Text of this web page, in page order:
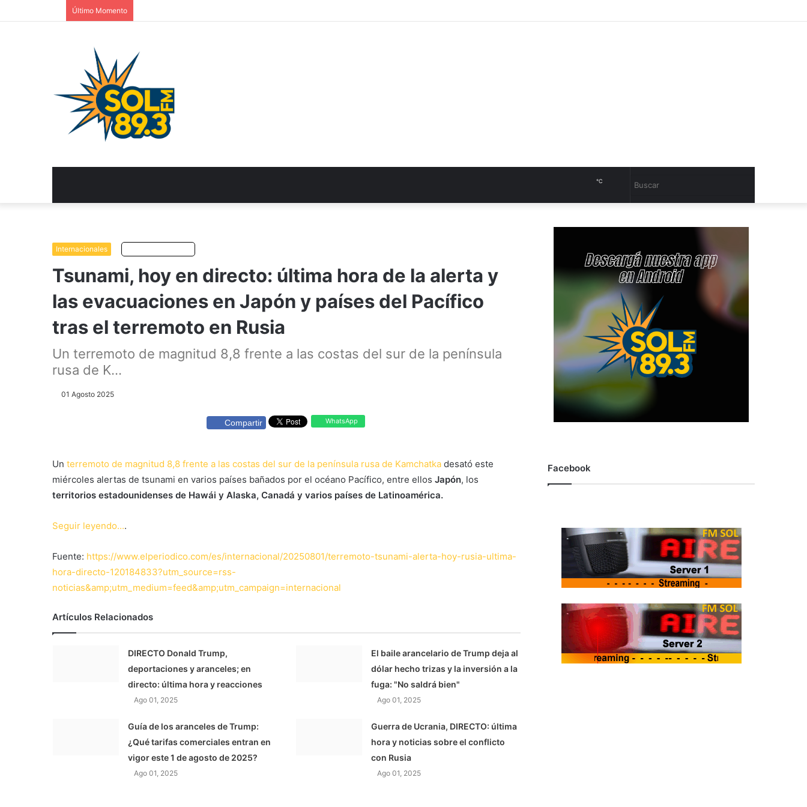
Último Momento
Cambiar
℃
Internacionales
Tsunami, hoy en directo: última hora de la alerta y
las evacuaciones en Japón y países del Pacífico
tras el terremoto en Rusia
Un terremoto de magnitud 8,8 frente a las costas del sur de la península
rusa de K...
01 Agosto 2025
Compartir WhatsApp
Un terremoto de magnitud 8,8 frente a las costas del sur de la península rusa de Kamchatka desató este
miércoles alertas de tsunami en varios países bañados por el océano Pacífico, entre ellos Japón, los
territorios estadounidenses de Hawái y Alaska, Canadá y varios países de Latinoamérica.
Seguir leyendo....
Fuente: https://www.elperiodico.com/es/internacional/20250801/terremoto-tsunami-alerta-hoy-rusia-ultima-
hora-directo-120184833?utm_source=rss-
noticias&amp;utm_medium=feed&amp;utm_campaign=internacional
Artículos Relacionados
DIRECTO Donald Trump,
deportaciones y aranceles; en
directo: última hora y reacciones
Ago 01, 2025
El baile arancelario de Trump deja al
dólar hecho trizas y la inversión a la
fuga: "No saldrá bien"
Ago 01, 2025
Guía de los aranceles de Trump:
¿Qué tarifas comerciales entran en
vigor este 1 de agosto de 2025?
Ago 01, 2025
Guerra de Ucrania, DIRECTO: última
hora y noticias sobre el conflicto
con Rusia
Ago 01, 2025
Facebook